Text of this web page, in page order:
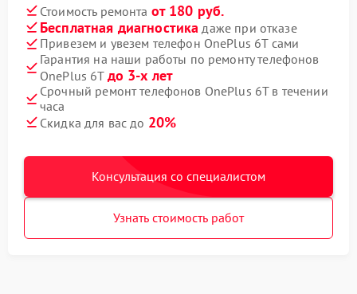
Стоимость ремонта от 180 руб.
Бесплатная диагностика даже при отказе
Привезем и увезем телефон OnePlus 6T сами
Гарантия на наши работы по ремонту телефонов
OnePlus 6T до 3-х лет
Срочный ремонт телефонов OnePlus 6T в течении
часа
Скидка для вас до 20%
Консультация со специалистом
Узнать стоимость работ